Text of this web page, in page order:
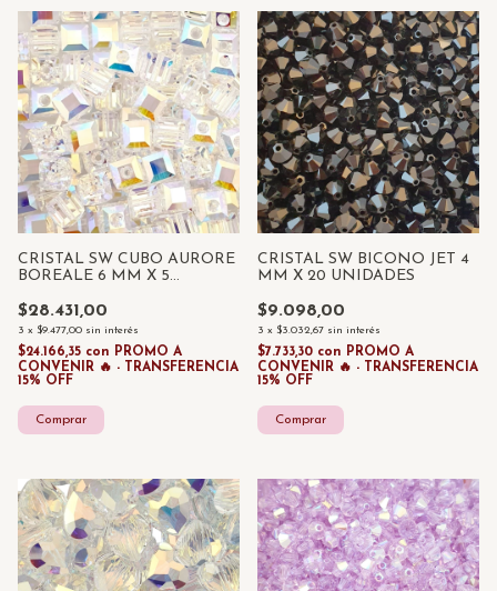
CRISTAL SW CUBO AURORE
BOREALE 6 MM X 5
$28.431,00
3 x $9.477,00 sin interés
$24.166,35 con PROMO A
CONVENIR 🔥 - TRANSFERENCIA
15% OFF
CRISTAL SW BICONO JET 4
MM X 20 UNIDADES
$9.098,00
3 x $3.032,67 sin interés
$7.733,30 con PROMO A
CONVENIR 🔥 - TRANSFERENCIA
15% OFF